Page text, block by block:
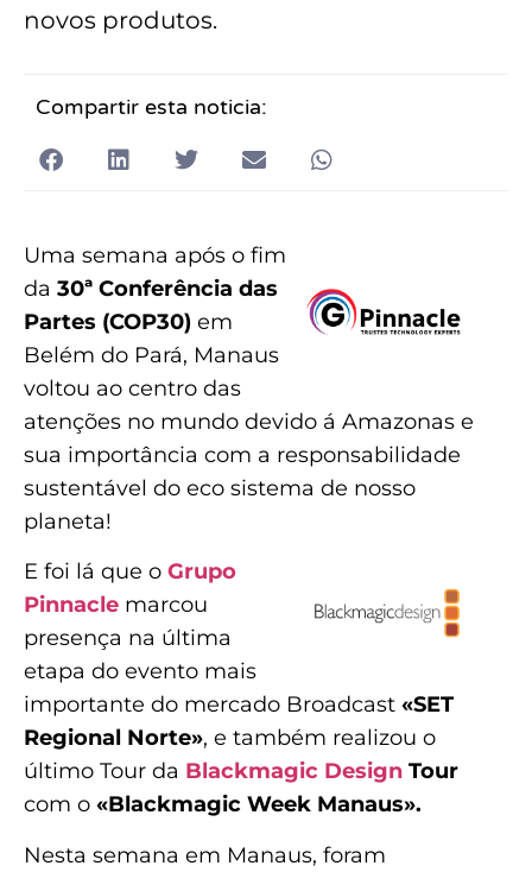
novos produtos.
Compartir esta noticia:
Uma semana após o fim
da 30ª Conferência das
Partes (COP30) em
Belém do Pará, Manaus
voltou ao centro das
atenções no mundo devido á Amazonas e
sua importância com a responsabilidade
sustentável do eco sistema de nosso
planeta!
E foi lá que o Grupo
Pinnacle marcou
presença na última
etapa do evento mais
importante do mercado Broadcast «SET
Regional Norte», e também realizou o
último Tour da Blackmagic Design Tour
com o «Blackmagic Week Manaus».
Nesta semana em Manaus, foram